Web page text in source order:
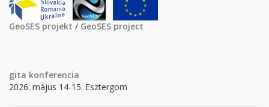
GeoSES projekt / GeoSES project
gita konferencia
2026. május 14-15. Esztergom